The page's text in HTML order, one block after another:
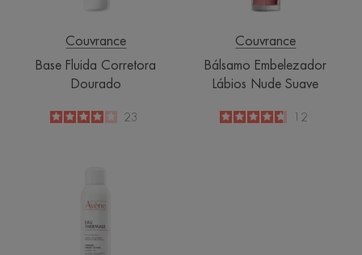
Couvrance
Base Fluida Corretora
Dourado
4
/
5
23
Couvrance
Bálsamo Embelezador
Lábios Nude Suave
4.7
/512
de
termal